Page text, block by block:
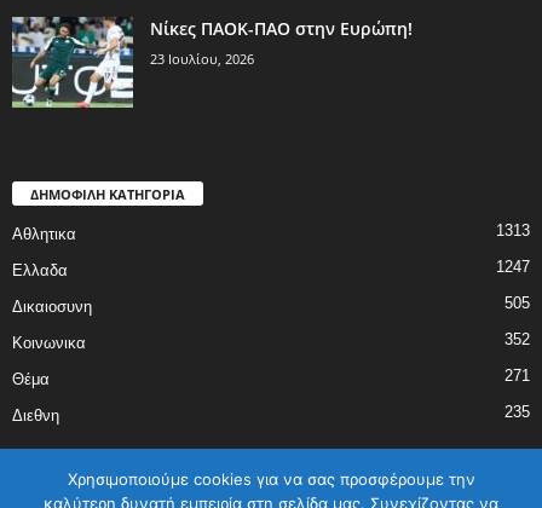
Νίκες ΠΑΟΚ-ΠΑΟ στην Ευρώπη!
23 Ιουλίου, 2026
ΔΗΜΟΦΙΛΗ ΚΑΤΗΓΟΡΙΑ
Αθλητικα 1313
Ελλαδα 1247
Δικαιοσυνη 505
Κοινωνικα 352
Θέμα 271
Διεθνη 235
Χρησιμοποιούμε cookies για να σας προσφέρουμε την
καλύτερη δυνατή εμπειρία στη σελίδα μας. Συνεχίζοντας να